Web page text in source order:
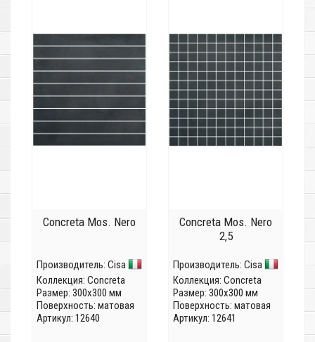
Concreta Mos. Nero
Производитель: Cisa
Коллекция: Concreta
Размер: 300x300 мм
Поверхность: матовая
Артикул: 12640
Concreta Mos. Nero
2,5
Производитель: Cisa
Коллекция: Concreta
Размер: 300x300 мм
Поверхность: матовая
Артикул: 12641